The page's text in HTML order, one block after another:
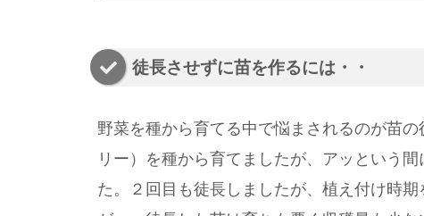
徒長させずに苗を作るには・・
野菜を種から育てる中で悩まされるのが苗
リー）を種から育てましたが、アッという
た。２回目も徒長しましたが、植え付け時